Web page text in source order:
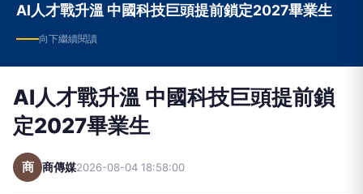
AI人才戰升溫 中國科技巨頭提前鎖定2027畢業生
向下繼續閱讀
AI人才戰升溫 中國科技巨頭提前鎖
定2027畢業生
商 商傳媒2026-08-04 18:58:00